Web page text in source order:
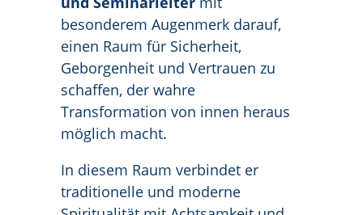
besonderem Augenmerk darauf,
einen Raum für Sicherheit,
Geborgenheit und Vertrauen zu
schaffen, der wahre
Transformation von innen heraus
möglich macht.
In diesem Raum verbindet er
traditionelle und moderne